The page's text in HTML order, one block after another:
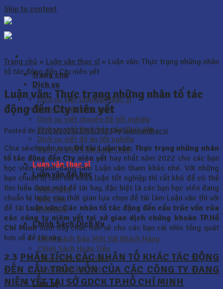
Skip to content
Trang chủ
Dịch vụ
Dịch vụ viết luận văn thạc sĩ
Dịch vụ viết khóa luận
Dịch vụ viết chuyên đề tốt nghiệp
Dịch vụ viết thuê báo cáo thực tập
Dịch vụ viết đồ án tốt nghiệp
Dịch Vụ Viết Tiểu Luận Thuê
Luận văn thạc sĩ
Luận văn đại học
Khóa luận
Báo Cáo
Tiểu luận
Chính Sách Dịch Vụ
Chính Sách Bảo Mật Với Khách Hàng
Chính Sách Hoàn Tiền
Chính Sách Bảo Hành
Quy Trình Làm Việc
Liên hệ
Trang chủ » Luận văn thạc sĩ» Luận văn: Thực trạng những nhân
tố tác động đến Cty niên yết
Luận văn: Thực trạng những nhân tố tác
động đến Cty niên yết
Posted on 22/03/202322/03/2023byluanvanthacsi
Chia sẻ chuyên mụcĐề tài Luận văn: Thực trạng những nhân
tố tác động đến Cty niên yết hay nhất năm 2022 cho các bạn
học viên ngành đang làm Luận văn tham khảo nhé. Với những
bạn chuẩn bị làm bài khóa luận tốt nghiệp thì rất khó để có thể
tìm hiểu được một đề tài hay, đặc biệt là các bạn học viên đang
chuẩn bị bước vào thời gian lựa chọn đề tài làm Luận văn thì với
đề tài Luận văn:Các nhân tố tác động đến cấu trúc vốn của
các công ty niêm yết tại sở giao dịch chứng khoán TP.Hồ
Chí Minh dưới đây chắc hẳn sẽ cho các bạn cái nhìn tổng quát
hơn về đề tài này.
2.3 PHÂN TÍCH CÁC NHÂN TỐ KHÁC TÁC ĐỘNG
ĐẾN CẤU TRÚC VỐN CỦA CÁC CÔNG TY ĐANG
NIÊM YẾT TẠI SỞ GDCK TP.HỒ CHÍ MINH